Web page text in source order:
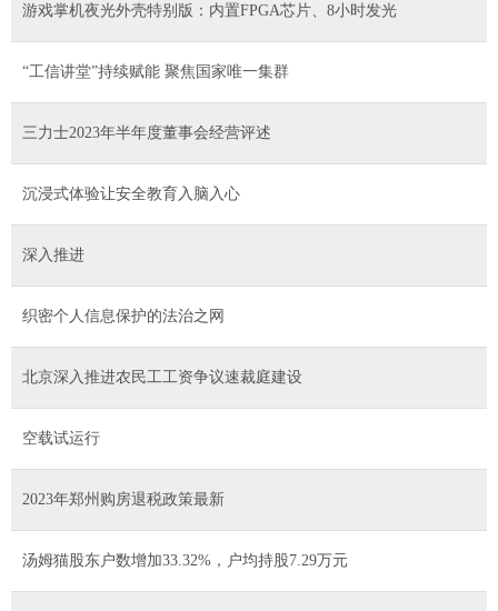
游戏掌机夜光外壳特别版：内置FPGA芯片、8小时发光
“工信讲堂”持续赋能 聚焦国家唯一集群
三力士2023年半年度董事会经营评述
沉浸式体验让安全教育入脑入心
深入推进
织密个人信息保护的法治之网
北京深入推进农民工工资争议速裁庭建设
空载试运行
2023年郑州购房退税政策最新
汤姆猫股东户数增加33.32%，户均持股7.29万元